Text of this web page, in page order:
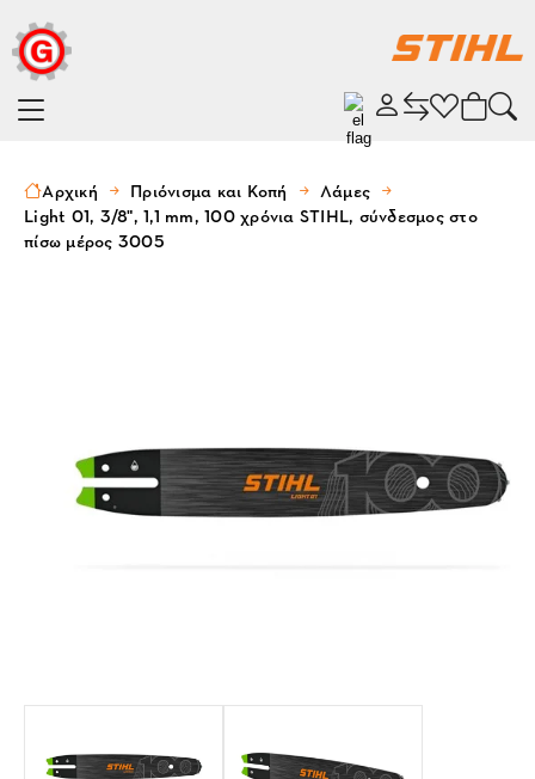
Αρχική Πριόνισμα και Κοπή
Λάμες
Light 01, 3/8", 1,1 mm, 100 χρόνια STIHL, σύνδεσμος στο
πίσω μέρος 3005